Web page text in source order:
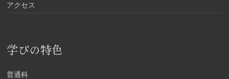
アクセス
学びの特色
普通科